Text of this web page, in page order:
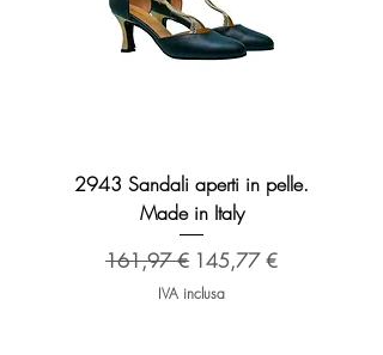
2943 Sandali aperti in pelle.
Made in Italy
Prezzo regolare
161,97 € Prezzo scontato
145,77 €
IVA inclusa